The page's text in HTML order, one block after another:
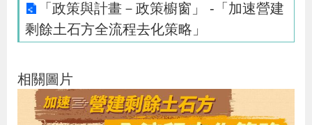
民
務
「政策與計畫－政策櫥窗」 -「加速營建
剩餘土石方全流程去化策略」
相關圖片